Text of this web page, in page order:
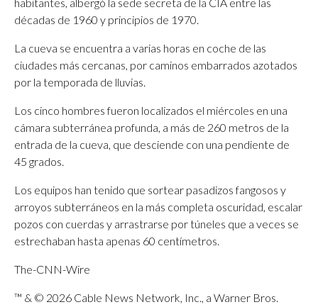
décadas de 1960 y principios de 1970.
La cueva se encuentra a varias horas en coche de las
ciudades más cercanas, por caminos embarrados azotados
por la temporada de lluvias.
Los cinco hombres fueron localizados el miércoles en una
cámara subterránea profunda, a más de 260 metros de la
entrada de la cueva, que desciende con una pendiente de
45 grados.
Los equipos han tenido que sortear pasadizos fangosos y
arroyos subterráneos en la más completa oscuridad, escalar
pozos con cuerdas y arrastrarse por túneles que a veces se
estrechaban hasta apenas 60 centímetros.
The-CNN-Wire
™ & © 2026 Cable News Network, Inc., a Warner Bros.